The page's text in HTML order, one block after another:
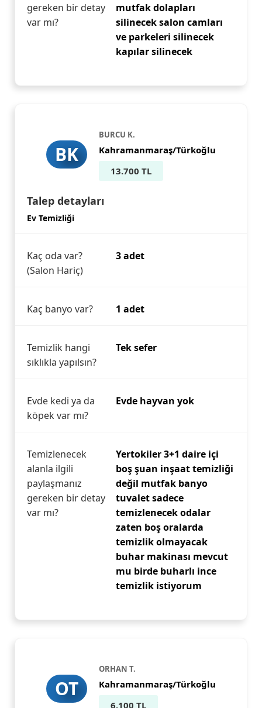
gereken bir detay
var mı?
mutfak dolapları
silinecek salon camları
ve parkeleri silinecek
kapılar silinecek
BK
BURCU K.
Kahramanmaraş/Türkoğlu
13.700 TL
Talep detayları
Ev Temizliği
Kaç oda var?
(Salon Hariç)
3 adet
Kaç banyo var? 1 adet
Temizlik hangi
sıklıkla yapılsın?
Tek sefer
Evde kedi ya da
köpek var mı?
Evde hayvan yok
Temizlenecek
alanla ilgili
paylaşmanız
gereken bir detay
var mı?
Yertokiler 3+1 daire içi
boş şuan inşaat temizliği
değil mutfak banyo
tuvalet sadece
temizlenecek odalar
zaten boş oralarda
temizlik olmayacak
buhar makinası mevcut
mu birde buharlı ince
temizlik istiyorum
OT
ORHAN T.
Kahramanmaraş/Türkoğlu
6.100 TL